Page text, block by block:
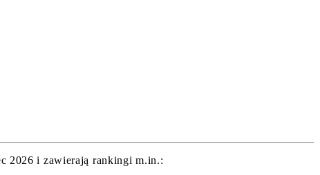
2026 i zawierają rankingi m.in.: